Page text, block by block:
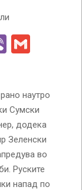
Viber
наутро
Сумски
додека
Зеленски
во
Руските
напад по